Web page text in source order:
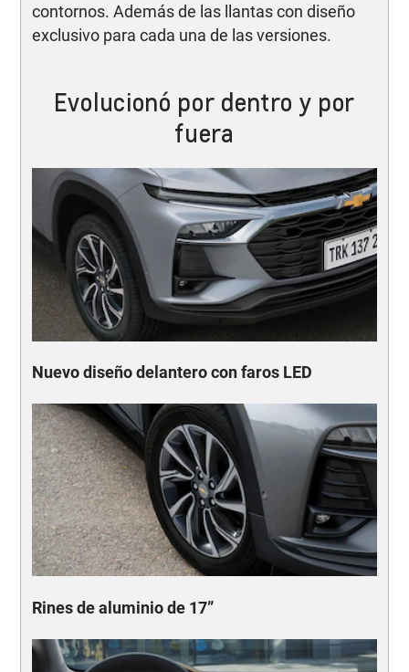
contornos. Además de las llantas con diseño
exclusivo para cada una de las versiones.
Evolucionó por dentro y por
fuera
Nuevo diseño delantero con faros LED
Rines de aluminio de 17”